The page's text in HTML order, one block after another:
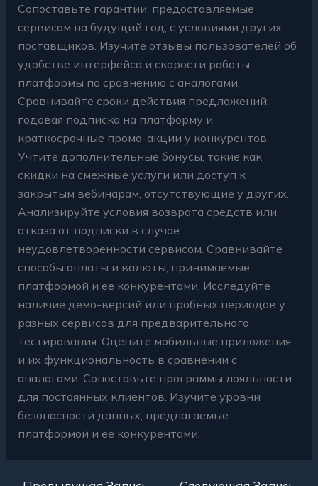
Сопоставьте гарантии, предоставляемые
сервисом на будущий год, с условиями других
поставщиков. Изучите отзывы пользователей об
удобстве интерфейса и скорости работы
платформы по сравнению с аналогами.
Сравнивайте сроки действия предложений:
годовая подписка на платформу и
краткосрочные промо-акции у конкурентов.
Учтите дополнительные бонусы, такие как
скидки на смежные услуги или доступ к
закрытым вебинарам, отсутствующие у других.
Анализируйте условия возврата средств или
отказа от подписки в случае
неудовлетворенности сервисом. Сравнивайте
способы оплаты и валюты, принимаемые
платформой и ее конкурентами. Исследуйте
наличие демо-версий или пробных периодов у
разных сервисов для предварительного
тестирования. Оцените мобильные приложения
и их функциональность в сравнении с
аналогами. Сопоставьте программы лояльности
для постоянных клиентов. Изучите уровни
безопасности данных, предлагаемые
платформой и ее конкурентами.